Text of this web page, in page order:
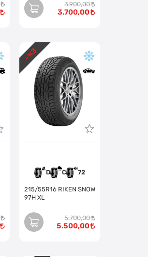
3.900,00
3.700,00
D C 72
215/55R16 RIKEN SNOW
97H XL
5.700,00
5.500,00
- %
3